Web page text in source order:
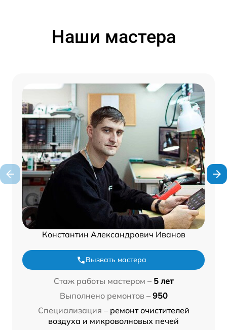
Наши мастера
Константин Александрович Иванов
Вызвать мастера
Стаж работы мастером – 5 лет
Выполнено ремонтов – 950
Специализация – ремонт очистителей
воздуха и микроволновых печей